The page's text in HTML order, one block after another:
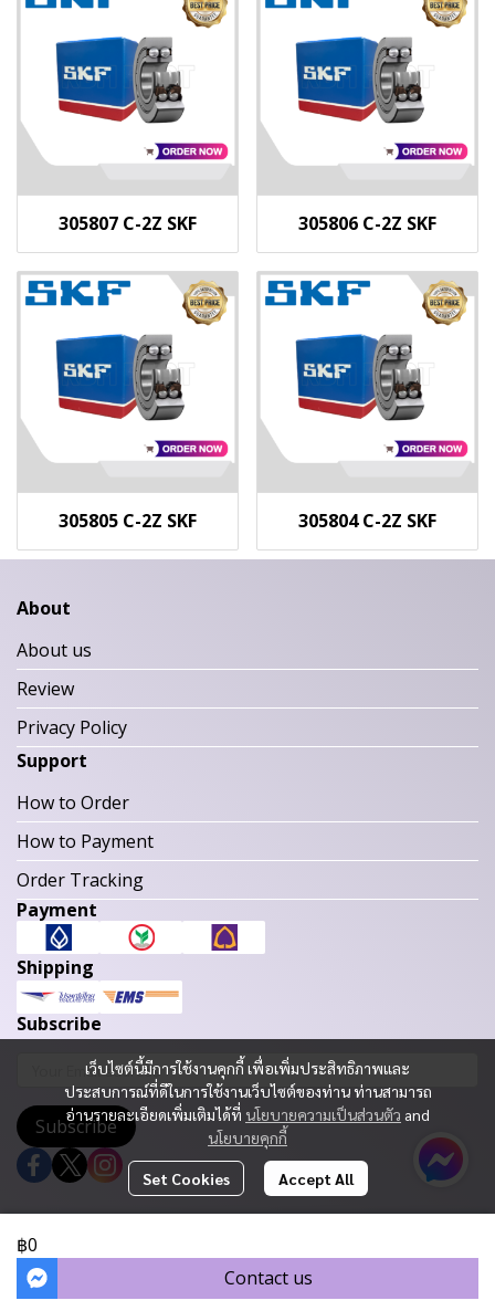
305807 C-2Z SKF 305806 C-2Z SKF
305805 C-2Z SKF 305804 C-2Z SKF
฿0
Contact us
เว็บไซต์นี้มีการใช้งานคุกกี้ เพื่อเพิ่มประสิทธิภาพและ
ประสบการณ์ที่ดีในการใช้งานเว็บไซต์ของท่าน ท่านสามารถ
อ่านรายละเอียดเพิ่มเติมได้ที่ นโยบายความเป็นส่วนตัว and
นโยบายคุกกี้
Set Cookies Accept All
About
About us
Review
Privacy Policy
Support
How to Order
How to Payment
Order Tracking
Payment
Shipping
Subscribe
Subscribe
Today Visitor656
Powered By MakeWebEasy